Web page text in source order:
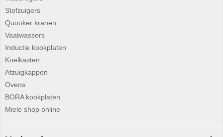
Stofzuigers
Quooker kranen
Vaatwassers
Inductie kookplaten
Koelkasten
Afzuigkappen
Ovens
BORA kookplaten
Miele shop online